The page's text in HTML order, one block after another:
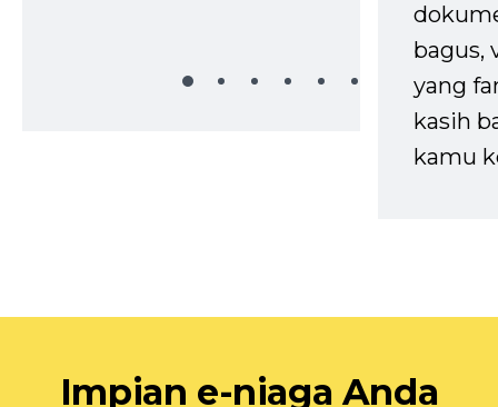
bagus,
yang
kasih
kamu
Impian e-niaga Anda